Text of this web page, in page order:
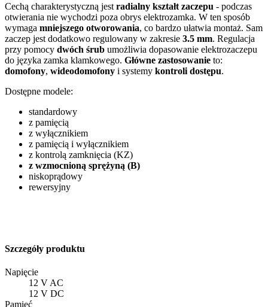
Cechą charakterystyczną jest radialny kształt zaczepu - podczas
otwierania nie wychodzi poza obrys elektrozamka. W ten sposób
wymaga mniejszego otworowania, co bardzo ułatwia montaż. Sam
zaczep jest dodatkowo regulowany w zakresie 3.5 mm. Regulacja
przy pomocy dwóch śrub umożliwia dopasowanie elektrozaczepu
do języka zamka klamkowego. Główne zastosowanie to:
domofony, wideodomofony i systemy kontroli dostępu.
Dostępne modele:
standardowy
z pamięcią
z wyłącznikiem
z pamięcią i wyłącznikiem
z kontrolą zamknięcia (KZ)
z wzmocnioną sprężyną (B)
niskoprądowy
rewersyjny
Szczegóły produktu
Napięcie
12 V AC
12 V DC
Pamięć